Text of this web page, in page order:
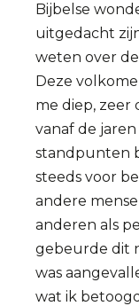
Bijbelse
uitgedacht
weten over de
Deze
me diep, zeer
vanaf de
standpunten
steeds voor
andere
anderen als
gebeurde dit
was
wat ik